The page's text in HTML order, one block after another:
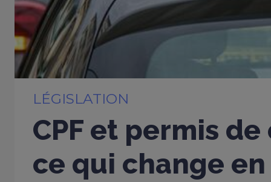
LÉGISLATION
CPF et permis
ce qui change